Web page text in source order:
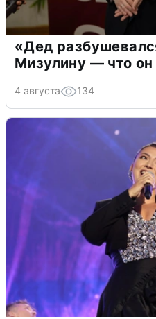
«Дед
Мизулину — что он
4 августа 134